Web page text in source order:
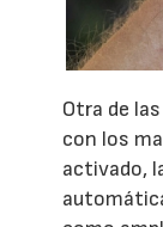
Otra de
con los
activado,